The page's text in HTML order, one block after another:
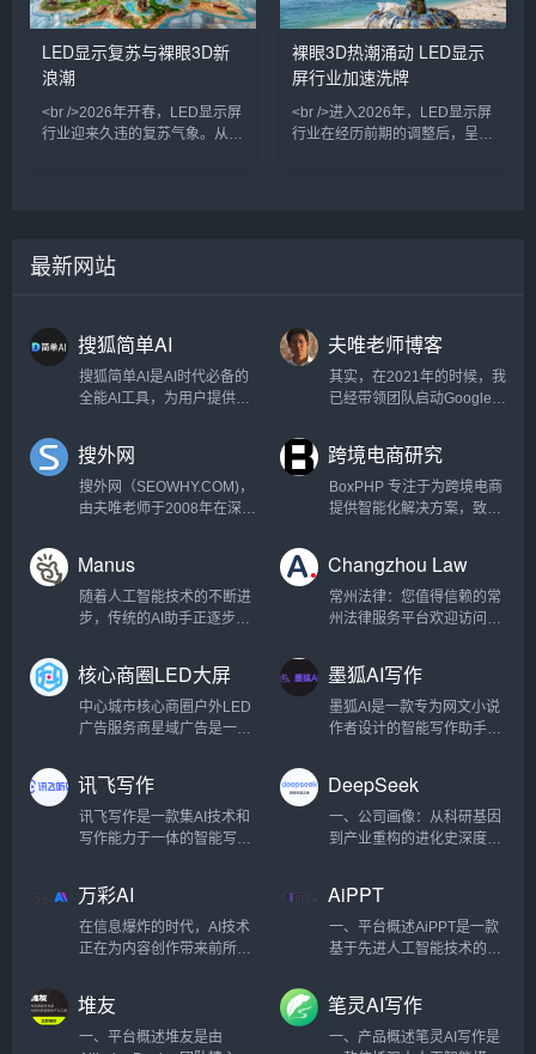
产品的市场渗透。行业普遍感受
到，经历了前两年去库存的阵痛
后，终端采购热情正逐步恢复。
<br /><br /><br />技术层面，
游芯片和驱动IC订单已排产至下
半年，部分中小厂商的产能利用
率回升至85%以上。这背后是文
旅消费回暖、线下商业升级以及
的结果。<br /
LED显示复苏与裸眼3D新
浪潮
<br />2026年开春，LED显示屏
行业迎来久违的复苏气象。从上
景的采购预算明显回升，尤其以
引擎。<br /><br /><br />裸眼3D
已不再只是“视觉噱头”。今年最
新落地的几个标杆项目中，屏幕
裸眼3D热潮涌动 LED显示
屏行业加速洗牌
<br />进入2026年，LED显示屏
行业在经历前期的调整后，呈现
弹，而是由应用场景创新和交互
需求驱动的结构性增长。与此同
时，海外市场需求也保持旺盛，
中国LED显示屏企业在
最新网站
搜狐简单AI
搜狐简单AI是AI时代必备的
全能AI工具，为用户提供全
供海量图片制作设计模板：
电商图，logo设计，证件
照，智能抠图，图片高清修
白也能轻松玩转AI。产品功
能：AI作图：用户可以通过
文字描述生成各种风格的图
个分享和交流AI提示词的平
台，帮助大家更...
夫唯老师博客
其实，在2021年的时候，我
已经带领团队启动Google
突发奇想，如果口罩结束，
岂不是有大量的外国人要来
中国？于是我安排因口罩正
收录很容易，竞争性不强的
长尾词，排名也很容易。谁
知2024年开始还真有大量的
我众多国内旅游业务的搜外
同学，这样，这个新...
搜外网
搜外网（SEOWHY.COM)，
由夫唯老师于2008年在深圳
红书、阿里巴巴等多维SEO
蓝海。我们不仅是搜索引擎
优化的深耕者，更是数字化
平台策略交织碰撞，为学员
开启通往数字化营销的新纪
元。从精细化的关键词布局
员都能掌握数字化时代的核
心竞争力。我们...
跨境电商研究
BoxPHP 专注于为跨境电商
提供智能化解决方案，致力
度融合，帮助企业快速提升
市场竞争力。基于
Laravel/PHP高效开发框
企业提供一站式平台开发与
优化服务，助力电商平台在
激烈的市场中脱颖而出。 我
户带来更高质量的流...
Manus
随着人工智能技术的不断进
步，传统的AI助手正逐步向
日，一支中国研发团队震撼
发布了全球首款AI Agent产
品——Manus。作为一款兼
够为用户提供精准的思维辅
助，更能在工作和生活中“交
付成果”，实现从“想”到“做”
GAIA基准测试中取得了
SOT...
Changzhou Law
常州法律：您值得信赖的常
州法律服务平台欢迎访问常
力于为常州地区提供全面的
法律咨询和专业的法律服
务。我们的网站旨在为个人
方案以及高效的争议解决方
式。全面的法律服务在常州
律师事务所，我们提供广泛
台可就劳动争议、合同纠纷
和民事诉讼等问题提供即时
在线法律咨询。企业...
核心商圈LED大屏
媒体
中心城市核心商圈户外LED
广告服务商星域广告是一家
企业提供精准、高效、价值
最大化的户外广告投放解决
方案，专注于为客户提供城
升价值，助力品牌传播强势
曝光和深度影响力，加深消
费者记忆感知，强化品牌形
务商。 专业团队，用心服务
核心区位，助力品牌强势曝
墨狐AI写作
墨狐AI是一款专为网文小说
作者设计的智能写作助手，
新手还是资深作者，墨狐AI
都能帮助你在创作过程中轻
松应对情节编排、人物设
核心功能智能剧情生成墨狐
AI可以根据用户提供的基本
设定，自动生成丰富的故事
框架，避免创作时遇到的“卡
文”问题。人物塑造与对话编
讯飞写作
讯飞写作是一款集AI技术和
写作能力于一体的智能写作
创作质量。无论是日常办公
文档、创意写作、内容编
辑，还是专业报告、会议纪
方案。核心功能AI对话写作
讯飞写作支持与用户进行智
DeepSeek
一、公司画像：从科研基因
到产业重构的进化史深度求
率”为核心理念的人工智能公
司，创始团队由清华大学、
北京大学等顶尖高校的AI科
立之初即获得红杉中国、高
瓴资本等机构超5亿美元A轮
万彩AI
在信息爆炸的时代，AI技术
正在为内容创作带来前所未
集，正是应对这一时代挑战
而生。它不仅提供AI智能写
AiPPT
一、平台概述AiPPT是一款
基于先进人工智能技术的智
效且专业的PPT制作体验。
无论是商务演示、教育课
堆友
一、平台概述堆友是由
笔灵AI写作
一、产品概述笔灵AI写作是